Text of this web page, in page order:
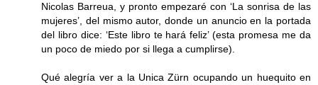
Nicolas Barreua, y pronto empezaré con ‘La sonrisa de las
mujeres’, del mismo autor, donde un anuncio en la portada
del libro dice: ‘Este libro te hará feliz’ (esta promesa me da
un poco de miedo por si llega a cumplirse).
Qué alegría ver a la Unica Zürn ocupando un huequito en